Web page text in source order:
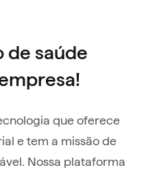
de saúde
que oferece
e tem a missão de
Nossa plataforma